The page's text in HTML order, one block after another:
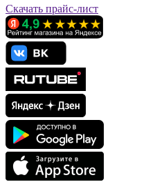
Скачать прайс-лист